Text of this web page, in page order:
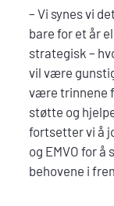
– Vi synes vi
bare for et år
strategisk –
vil være
være trinnene
støtte og
fortsetter vi å
og EMVO for
behovene i